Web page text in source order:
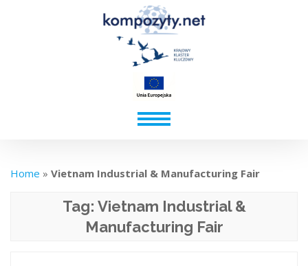
Home » Vietnam Industrial & Manufacturing Fair
Tag: Vietnam Industrial &
Manufacturing Fair